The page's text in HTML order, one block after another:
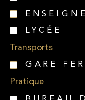
LYCÉE
Transports
GARE
Pratique